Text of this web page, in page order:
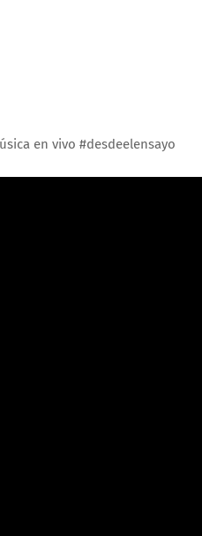
en vivo #desdeelensayo